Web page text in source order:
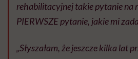
rehabilitacyjnej takie pytanie na
PIERWSZE pytanie, jakie mi
„Słyszałam, że jeszcze kilka lat